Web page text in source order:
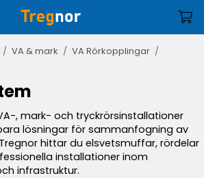
/ VA & mark / VA Rörkopplingar /
, mark- och tryckrörsinstallationer
lösningar för sammanfogning av
hittar du elsvetsmuffar, rördelar
installationer inom
infrastruktur.